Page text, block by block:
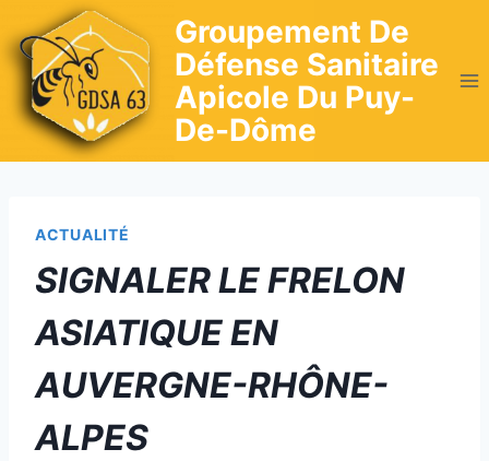
to
content
Groupement De
Défense Sanitaire
Apicole Du Puy-
De-Dôme
ACTUALITÉ
SIGNALER LE FRELON
ASIATIQUE EN
AUVERGNE-RHÔNE-
ALPES